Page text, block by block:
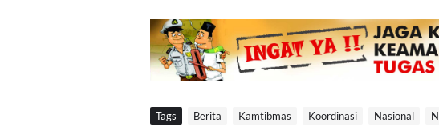
Tags Berita Kamtibmas Koordinasi Nasional